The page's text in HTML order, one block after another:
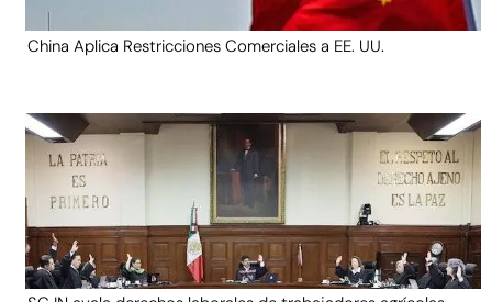
China Aplica Restricciones Comerciales a EE. UU.